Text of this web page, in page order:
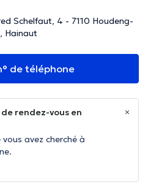
Schelfaut, 4 - 7110 Houdeng-
Hainaut
de téléphone
rendez-vous en
avez cherché à